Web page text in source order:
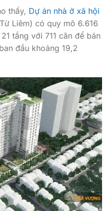
thấy, Dự án nhà ở xã hội
Liêm) có quy mô 6.616
tầng với 711 căn để bán
đầu khoảng 19,2